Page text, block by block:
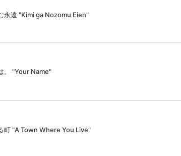
永遠 "Kimi ga Nozomu Eien"
。 "Your Name"
町 "A Town Where You Live"